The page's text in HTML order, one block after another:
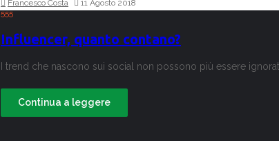
Francesco Costa
11 Agosto 2018
555
Influencer, quanto contano?
I trend che nascono sui social non possono più essere
Continua a leggere